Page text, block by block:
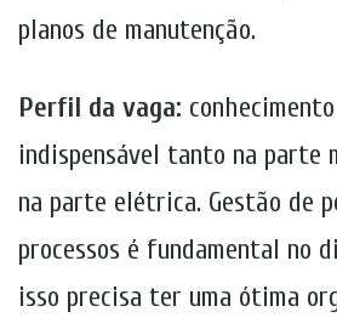
planos de manutenção.
Perfil da vaga:
indispensável tanto na parte
na parte elétrica. Gestão de
processos é fundamental no
isso precisa ter uma ótima